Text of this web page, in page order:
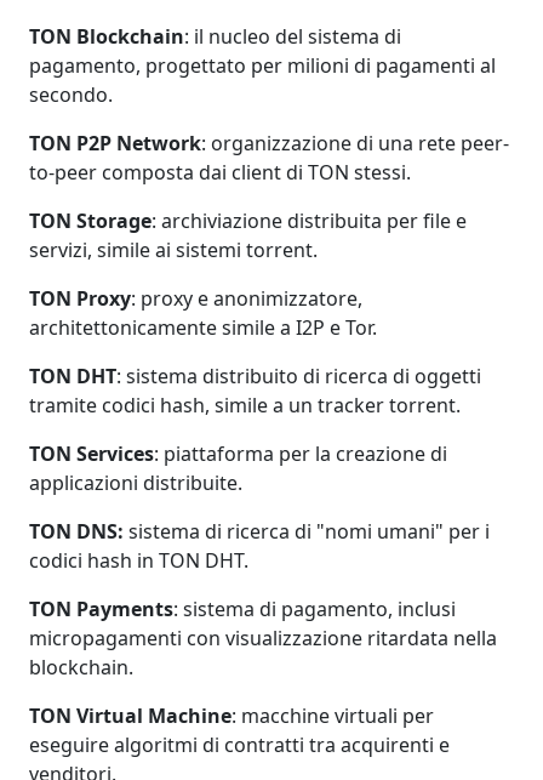
TON Blockchain: il nucleo del sistema di
pagamento, progettato per milioni di pagamenti al
secondo.​
TON P2P Network: organizzazione di una rete peer-
to-peer composta dai client di TON stessi.​
TON Storage: archiviazione distribuita per file e
servizi, simile ai sistemi torrent.​
TON Proxy: proxy e anonimizzatore,
architettonicamente simile a I2P e Tor.​
TON DHT: sistema distribuito di ricerca di oggetti
tramite codici hash, simile a un tracker torrent.​
TON Services: piattaforma per la creazione di
applicazioni distribuite.​
TON DNS: sistema di ricerca di "nomi umani" per i
codici hash in TON DHT.​
TON Payments: sistema di pagamento, inclusi
micropagamenti con visualizzazione ritardata nella
blockchain.​
TON Virtual Machine: macchine virtuali per
eseguire algoritmi di contratti tra acquirenti e
venditori.​